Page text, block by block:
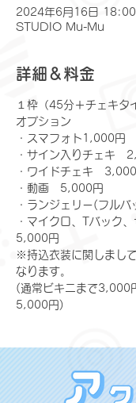
2024年6月16日
STUDIO Mu-Mu
詳細＆料金
１枠（45分＋チェキ
オプション
​・スマフォト1,000円
・サイン入りチェキ　
・ワイドチェキ　
・動画　5,000円
・ランジェリー(フル
・マイクロ、Tバック
5,000円
※持込衣装に関しまし
なります。
(通常ビキニまで3,000
5,000円)